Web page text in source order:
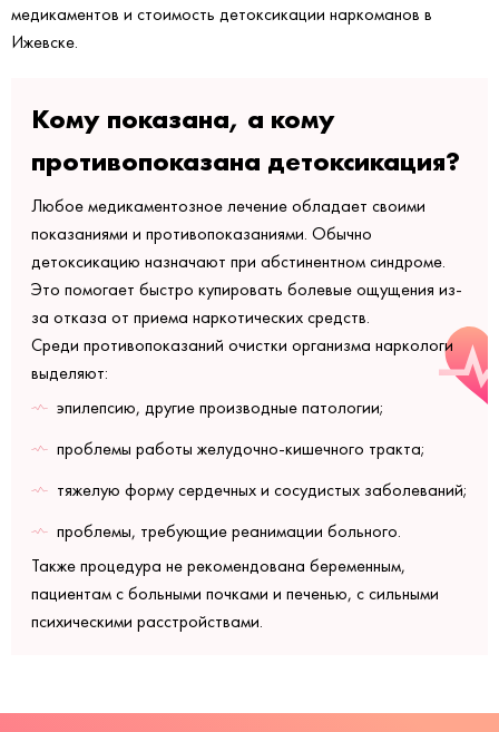
медикаментов и стоимость детоксикации наркоманов в
Ижевске.
Кому показана, а кому
противопоказана детоксикация?
Любое медикаментозное лечение обладает своими
показаниями и противопоказаниями. Обычно
детоксикацию назначают при абстинентном синдроме.
Это помогает быстро купировать болевые ощущения из-
за отказа от приема наркотических средств.
Среди противопоказаний очистки организма наркологи
выделяют:
эпилепсию, другие производные патологии;
проблемы работы желудочно-кишечного тракта;
тяжелую форму сердечных и сосудистых заболеваний;
проблемы, требующие реанимации больного.
Также процедура не рекомендована беременным,
пациентам с больными почками и печенью, с сильными
психическими расстройствами.